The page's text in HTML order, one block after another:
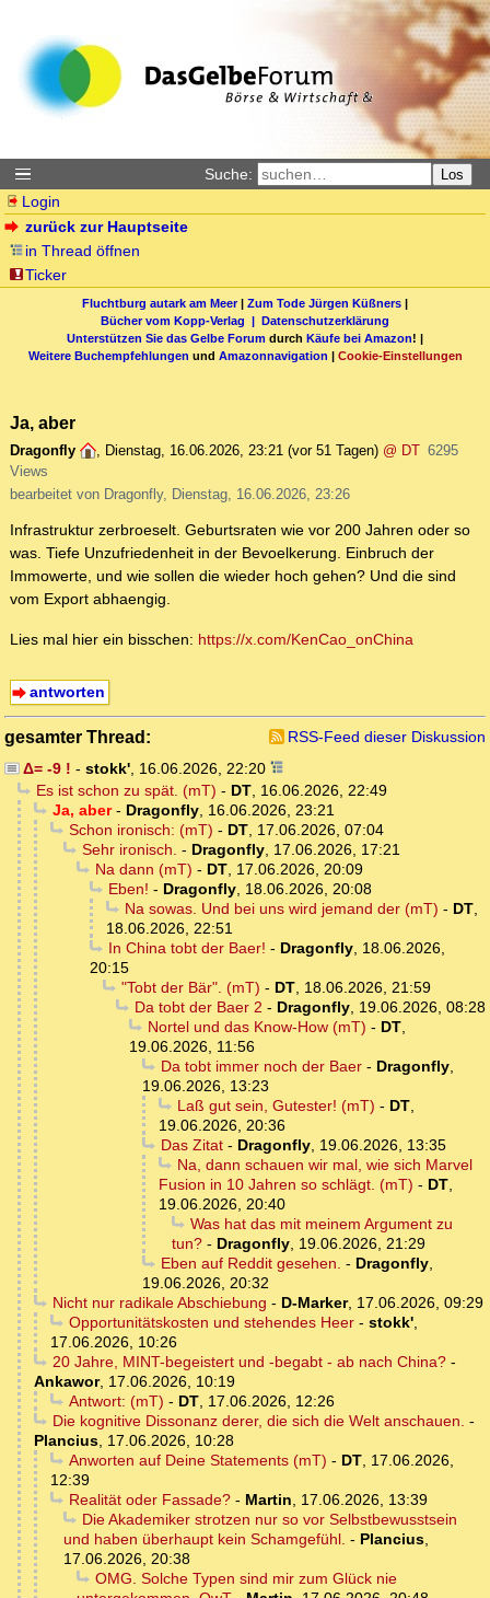
Suche: Los
Login
zurück zur Hauptseite
in Thread öffnen
Ticker
Fluchtburg autark am Meer| Zum Tode Jürgen Küßners |
Bücher vom Kopp-Verlag | Datenschutzerklärung
Unterstützen Sie das Gelbe Forum durch Käufe bei Amazon! |
Weitere Buchempfehlungen und Amazonnavigation | Cookie-Einstellungen
Ja, aber
Dragonfly , Dienstag, 16.06.2026, 23:21 (vor 51 Tagen) @ DT 6295
Views
bearbeitet von Dragonfly, Dienstag, 16.06.2026, 23:26
Infrastruktur zerbroeselt. Geburtsraten wie vor 200 Jahren oder so
was. Tiefe Unzufriedenheit in der Bevoelkerung. Einbruch der
Immowerte, und wie sollen die wieder hoch gehen? Und die sind
vom Export abhaengig.
Lies mal hier ein bisschen: https://x.com/KenCao_onChina
antworten
gesamter Thread:
RSS-Feed dieser Diskussion
Δ= -9 ! - stokk', 16.06.2026, 22:20
Es ist schon zu spät. (mT) - DT, 16.06.2026, 22:49
Ja, aber- Dragonfly, 16.06.2026, 23:21
Schon ironisch: (mT) - DT, 17.06.2026, 07:04
Sehr ironisch. - Dragonfly, 17.06.2026, 17:21
Na dann (mT) - DT, 17.06.2026, 20:09
Eben! - Dragonfly, 18.06.2026, 20:08
Na sowas. Und bei uns wird jemand der (mT) - DT,
18.06.2026, 22:51
In China tobt der Baer! - Dragonfly, 18.06.2026,
20:15
"Tobt der Bär". (mT) - DT, 18.06.2026, 21:59
Da tobt der Baer 2 - Dragonfly, 19.06.2026, 08:28
Nortel und das Know-How (mT) - DT,
19.06.2026, 11:56
Da tobt immer noch der Baer- Dragonfly,
19.06.2026, 13:23
Laß gut sein, Gutester! (mT) - DT,
19.06.2026, 20:36
Das Zitat- Dragonfly, 19.06.2026, 13:35
Na, dann schauen wir mal, wie sich Marvel
Fusion in 10 Jahren so schlägt. (mT) - DT,
19.06.2026, 20:40
Was hat das mit meinem Argument zu
tun? - Dragonfly, 19.06.2026, 21:29
Eben auf Reddit gesehen. - Dragonfly,
19.06.2026, 20:32
Nicht nur radikale Abschiebung - D-Marker, 17.06.2026, 09:29
Opportunitätskosten und stehendes Heer- stokk',
17.06.2026, 10:26
20 Jahre, MINT-begeistert und -begabt - ab nach China?-
Ankawor, 17.06.2026, 10:19
Antwort: (mT) - DT, 17.06.2026, 12:26
Die kognitive Dissonanz derer, die sich die Welt anschauen. -
Plancius, 17.06.2026, 10:28
Anworten auf Deine Statements (mT) - DT, 17.06.2026,
12:39
Realität oder Fassade?- Martin, 17.06.2026, 13:39
Die Akademiker strotzen nur so vor Selbstbewusstsein
und haben überhaupt kein Schamgefühl. - Plancius,
17.06.2026, 20:38
OMG. Solche Typen sind mir zum Glück nie